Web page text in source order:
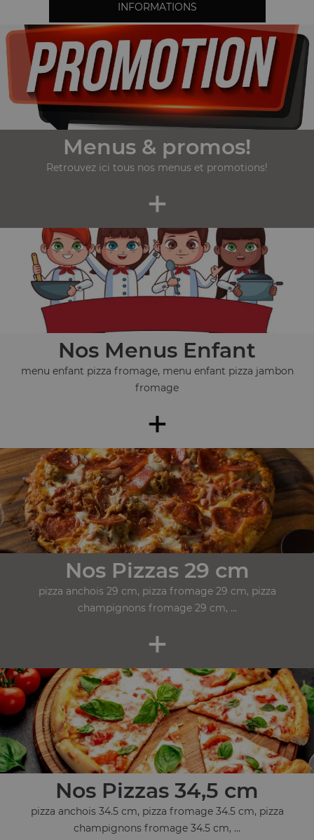
INFORMATIONS
Menus & promos!
Retrouvez ici tous nos menus et promotions!
+
Nos Menus Enfant
menu enfant pizza fromage, menu enfant pizza jambon
fromage
+
Nos Pizzas 29 cm
pizza anchois 29 cm, pizza fromage 29 cm, pizza
champignons fromage 29 cm, ...
+
Nos Pizzas 34,5 cm
pizza anchois 34.5 cm, pizza fromage 34.5 cm, pizza
champignons fromage 34.5 cm, ...